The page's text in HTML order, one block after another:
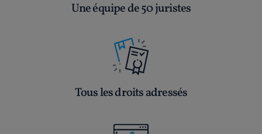
Une équipe de 50 juristes
Tous les droits adressés